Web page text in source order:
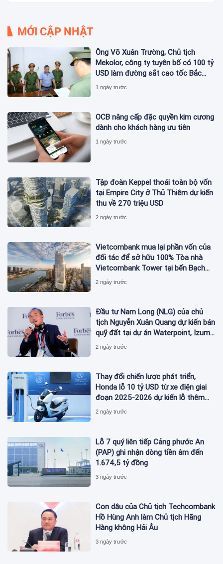
MỚI CẬP NHẬT
Ông Võ Xuân Trường, Chủ tịch
Mekolor, công ty tuyên bố có 100 tỷ
USD làm đường sắt cao tốc Bắc
Nam bị bắt
1 ngày trước
OCB nâng cấp đặc quyền kim cương
dành cho khách hàng ưu tiên
1 ngày trước
Tập đoàn Keppel thoái toàn bộ vốn
tại Empire City ở Thủ Thiêm dự kiến
thu về 270 triệu USD
2 ngày trước
Vietcombank mua lại phần vốn của
đối tác để sở hữu 100% Tòa nhà
Vietcombank Tower tại bến Bạch
Đằng
2 ngày trước
Đầu tư Nam Long (NLG) của chủ
tịch Nguyễn Xuân Quang dự kiến bán
quỹ đất tại dự án Waterpoint, Izumi
City
2 ngày trước
Thay đổi chiến lược phát triển,
Honda lỗ 10 tỷ USD từ xe điện giai
đoạn 2025-2026 dự kiến lỗ thêm
3,3 tỷ USD giai đoạn 2026-2027
2 ngày trước
Lỗ 7 quý liên tiếp Cảng phước An
(PAP) ghi nhận dòng tiền âm đến
1.674,5 tỷ đồng
3 ngày trước
Con dâu của Chủ tịch Techcombank
Hồ Hùng Anh làm Chủ tịch Hãng
Hàng không Hải Âu
3 ngày trước